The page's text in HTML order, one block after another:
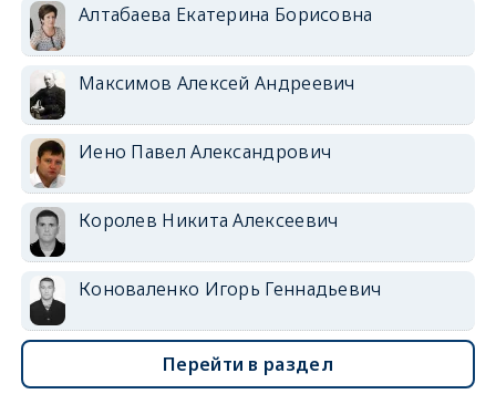
Алтабаева Екатерина Борисовна
Максимов Алексей Андреевич
Иено Павел Александрович
Королев Никита Алексеевич
Коноваленко Игорь Геннадьевич
Перейти в раздел